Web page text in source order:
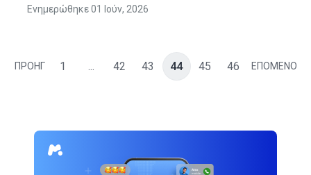
Ενημερώθηκε 01 Ιούν, 2026
ΠΡΟΗΓ 1 ... 42 43 44 45 46 ΕΠΟΜΕΝΟ